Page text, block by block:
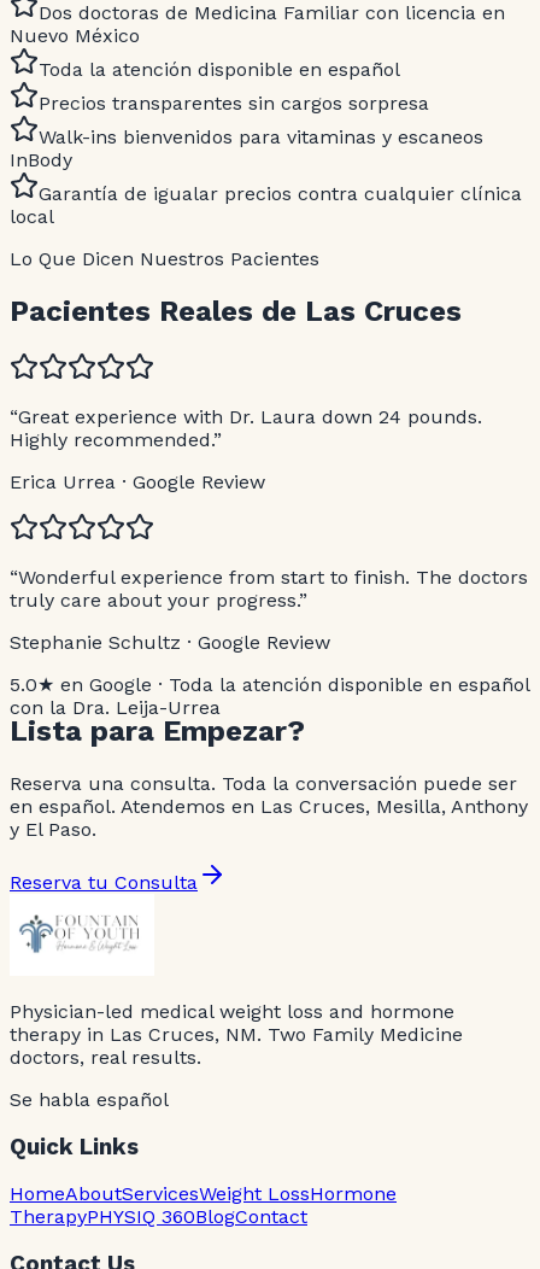
Dos doctoras de Medicina Familiar con licencia en
Nuevo México
Toda la atención disponible en español
Precios transparentes sin cargos sorpresa
Walk-ins bienvenidos para vitaminas y escaneos
InBody
Garantía de igualar precios contra cualquier clínica
local
Lo Que Dicen Nuestros Pacientes
Pacientes Reales de Las Cruces
“Great experience with Dr. Laura down 24 pounds.
Highly recommended.”
Erica Urrea · Google Review
“Wonderful experience from start to finish. The doctors
truly care about your progress.”
Stephanie Schultz · Google Review
5.0★ en Google · Toda la atención disponible en español
con la Dra. Leija-Urrea
Lista para Empezar?
Reserva una consulta. Toda la conversación puede ser
en español. Atendemos en Las Cruces, Mesilla, Anthony
y El Paso.
Reserva tu Consulta
Physician-led medical weight loss and hormone
therapy in Las Cruces, NM. Two Family Medicine
doctors, real results.
Se habla español
Quick Links
HomeAboutServicesWeight LossHormone
TherapyPHYSIQ 360BlogContact